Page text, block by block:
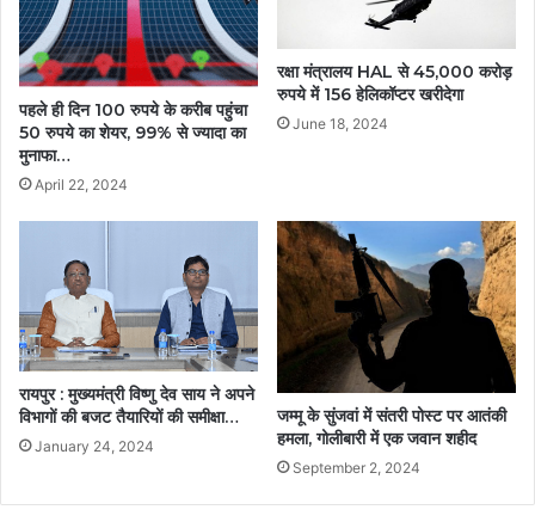
पहले ही दिन 100 रुपये के करीब पहुंचा
50 रुपये का शेयर, 99% से ज्यादा का
मुनाफा…
April 22, 2024
रक्षा मंत्रालय HAL से 45,000 करोड़
रुपये में 156 हेलिकॉप्टर खरीदेगा
June 18, 2024
रायपुर : मुख्यमंत्री विष्णु देव साय ने अपने
विभागों की बजट तैयारियों की समीक्षा…
January 24, 2024
जम्मू के सुंजवां में संतरी पोस्ट पर आतंकी
हमला, गोलीबारी में एक जवान शहीद
September 2, 2024